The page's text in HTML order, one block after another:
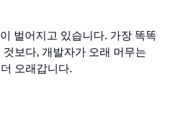
벌어지고 있습니다. 가장 똑똑
보다, 개발자가 오래 머무는
오래갑니다.